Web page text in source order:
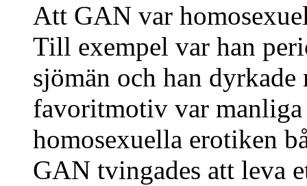
Att GAN var
Till exempel var han
sjömän och han
favoritmotiv var
homosexuella erotiken
GAN tvingades att leva